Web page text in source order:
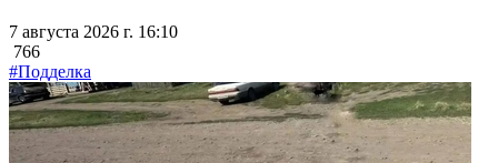
7 августа 2026 г. 16:10
766
#Подделка